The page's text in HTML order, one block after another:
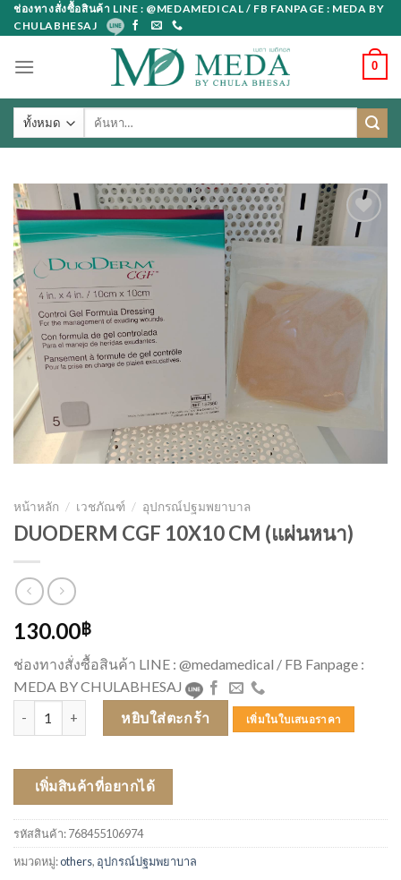
Skip
to
ช่องทางสั่งซื้อสินค้า LINE : @MEDAMEDICAL / FB FANPAGE : MEDA BY
CHULABHESAJ
0
ค้นหา:
หน้าหลัก / เวชภัณฑ์ / อุปกรณ์ปฐมพยาบาล
DUODERM CGF 10X10 CM (แผ่นหนา)
130.00฿
ช่องทางสั่งซื้อสินค้า LINE : @medamedical / FB Fanpage :
MEDA BY CHULABHESAJ
จำนวน DUODERM CGF 10X10 CM (แผ่นหนา) ชิ้น
หยิบใส่ตะกร้า เพิ่มในใบเสนอราคา
เพิ่มสินค้าที่อยากได้
รหัสสินค้า:768455106974
หมวดหมู่:others, อุปกรณ์ปฐมพยาบาล